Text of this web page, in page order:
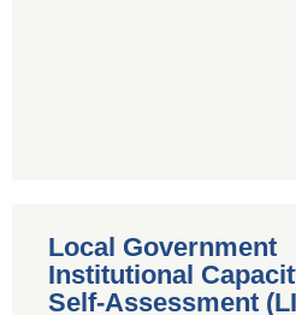
Local Government
Institutional
Self-Assessment